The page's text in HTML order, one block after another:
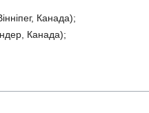
Канада);
Канада);